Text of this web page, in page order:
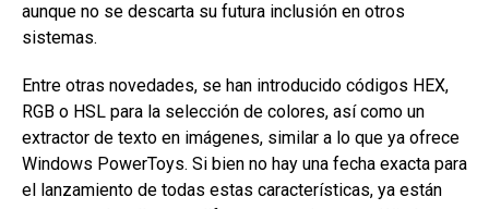
aunque no se descarta su futura inclusión en otros
sistemas.
Entre otras novedades, se han introducido códigos HEX,
RGB o HSL para la selección de colores, así como un
extractor de texto en imágenes, similar a lo que ya ofrece
Windows PowerToys. Si bien no hay una fecha exacta para
el lanzamiento de todas estas características, ya están